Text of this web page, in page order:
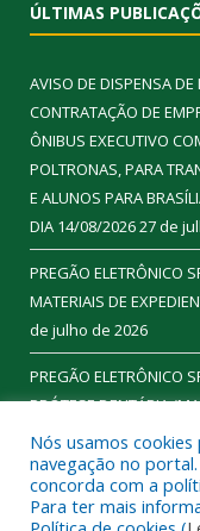
ÚLTIMAS
AVISO DE DISPENSA
CONTRATAÇÃO DE
ÔNIBUS EXECUTIVO
POLTRONAS, PARA
E ALUNOS PARA
DIA 14/08/202627 de
PREGÃO ELETRÔNICO
MATERIAIS DE
de julho de 2026
PREGÃO ELETRÔNICO
PRÓTESE DENTÁRIA
Todos os
Nós usamos
navegação no
concorda com a
Para ter mais